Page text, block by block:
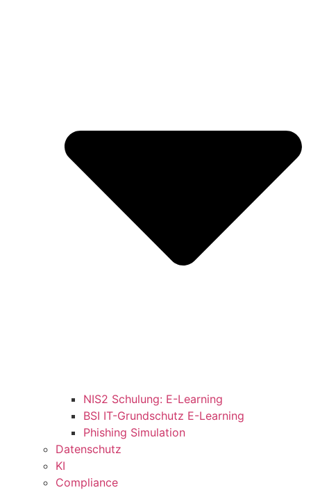
NIS2 Schulung: E-Learning
BSI IT-Grundschutz E-Learning
Phishing Simulation
Datenschutz
KI
Compliance